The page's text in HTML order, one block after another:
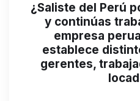
¿Saliste del Perú
y continúas
empresa
establece
gerentes,